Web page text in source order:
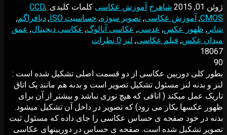
ژوئن 01, 2015 شاهرخ آموزش عکاسی کلمات کلیدی: CCD,
CMOS
, آموزش عکاسی, تصوير سوژه, حساسیت ISO , دیافراگم,
شاتر , ظهور عکس, عدسی, عکاسی آنالوگ, عکاسی دیجیتال, عمق
ميدان عکس, فیلم عکاسی, لنز 0 نظرات
18067
90
بطور کلی دوربین عکاسی از دو قسمت اصلی تشکیل شده است :
لنز و بدنه لنز مسئول تشکیل تصویر است و بدنه هم مانند یک اتاق
تاریک عمل میکند ( اتاقی که هیچ نوری نباشد و بیشتر از آن برای
ظهور عکسها بکار می رود) که تصویر در داخل آن تشکیل میشود.
بدنه در خود صفحه ی حساس عکاسی را جای داده که مسئول ثبت
تصویر تشکیل شده است. صفحه ی حساس در دوربینهای عکاسی